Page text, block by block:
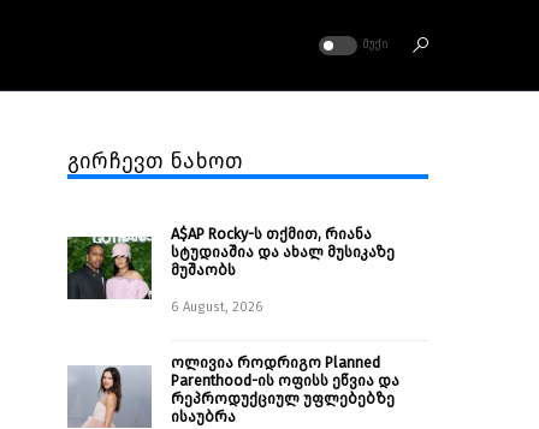
ᲛᲣᲥᲘ
გირჩევთ ნახოთ
A$AP Rocky-ს თქმით, რიანა
სტუდიაშია და ახალ მუსიკაზე
მუშაობს
6 August, 2026
ოლივია როდრიგო Planned
Parenthood-ის ოფისს ეწვია და
რეპროდუქციულ უფლებებზე
ისაუბრა